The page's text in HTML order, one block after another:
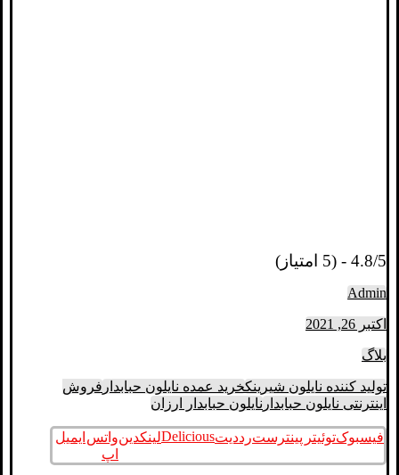
4.8/5 - (5 امتیاز)
Admin
اکتبر 26, 2021
بلاگ
تولید کننده نایلون شیرینکخرید عمده نایلون حبابدار فروش
اینترنتی نایلون حبابدار نایلون حبابدار ارزان
فیسبوکتوئیتر پینترسترددیتDeliciousلینکدینواتس
اپ
ایمیل